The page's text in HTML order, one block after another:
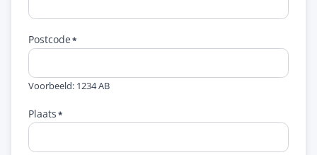
Postcode
Voorbeeld: 1234 AB
Plaats